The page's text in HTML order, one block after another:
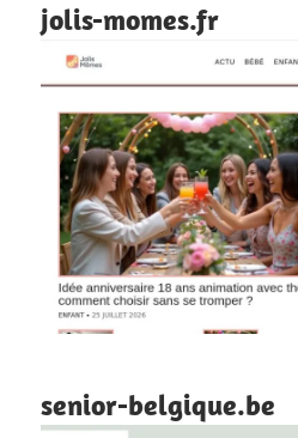
jolis-momes.fr
senior-belgique.be